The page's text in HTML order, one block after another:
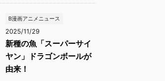
B漫画アニメニュース
2025/11/29
新種の魚「スーパーサイ
ヤン」ドラゴンボールが
由来！